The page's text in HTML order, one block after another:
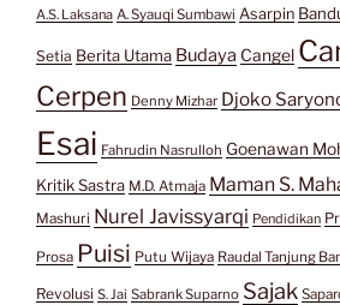
A.S. Laksana A. Syauqi Sumbawi Asarpin
Setia Berita Utama Budaya Cangel
Cerpen Denny Mizhar Djoko
Esai Fahrudin Nasrulloh Goenawan
Kritik Sastra M.D. Atmaja Maman S.
Mashuri Nurel Javissyarqi Pendidikan
Prosa Puisi Putu Wijaya Raudal Tanjung
Revolusi S. Jai Sabrank Suparno Sajak